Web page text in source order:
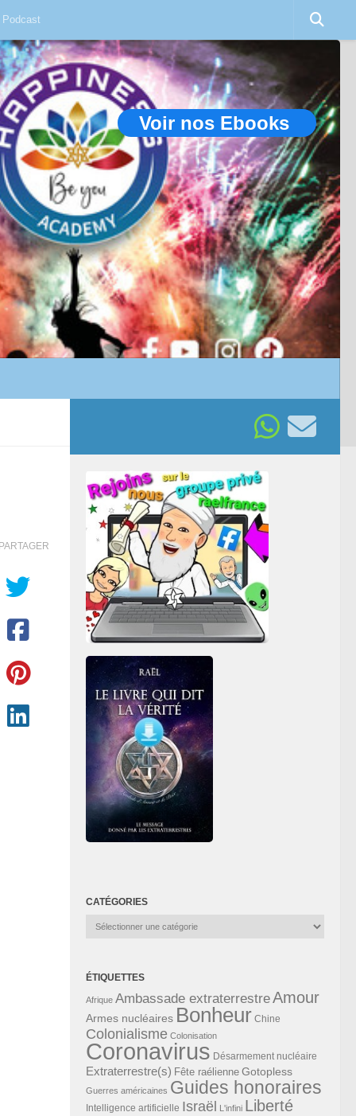
Voir nos Ebooks
CATÉGORIES
Catégories
ÉTIQUETTES
Afrique Ambassade extraterrestreAmour
Armes nucléaires Bonheur Chine
Colonialisme Colonisation
Coronavirus Désarmement nucléaire
Extraterrestre(s) Fête raélienne Gotopless
Guerres américaines Guides honoraires
Intelligence artificielle Israël L'infini Liberté